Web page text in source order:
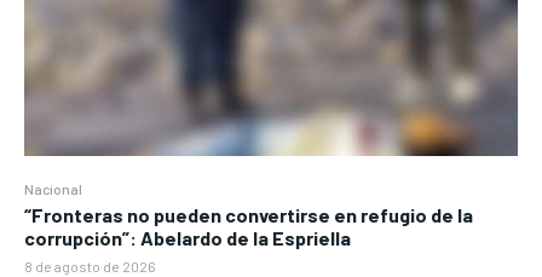
Nacional
“Fronteras no pueden convertirse en refugio de la
corrupción”: Abelardo de la Espriella
8 de agosto de 2026